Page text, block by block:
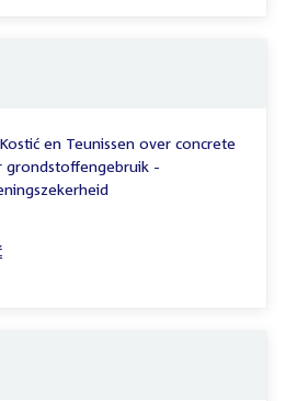
en Teunissen over concrete
-